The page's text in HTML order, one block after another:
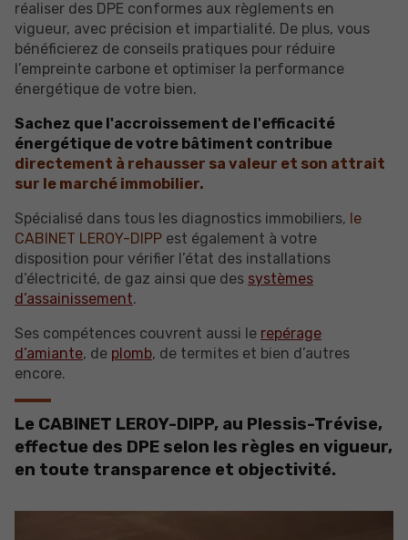
réaliser des DPE conformes aux règlements en
vigueur, avec précision et impartialité. De plus, vous
bénéficierez de conseils pratiques pour réduire
l’empreinte carbone et optimiser la performance
énergétique de votre bien.
Sachez que l'accroissement de l'efficacité
énergétique de votre bâtiment contribue
directement à rehausser sa valeur et son attrait
sur le marché immobilier.
Spécialisé dans tous les diagnostics immobiliers, le
CABINET LEROY-DIPP est également à votre
disposition pour vérifier l’état des installations
d’électricité, de gaz ainsi que des systèmes
d’assainissement.
Ses compétences couvrent aussi le repérage
d’amiante, de plomb, de termites et bien d’autres
encore.
Le CABINET LEROY-DIPP, au Plessis-Trévise,
effectue des DPE selon les règles en vigueur,
en toute transparence et objectivité.